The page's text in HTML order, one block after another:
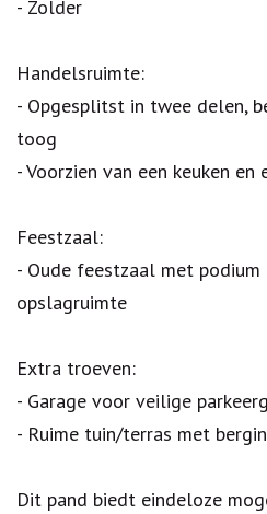
- Zolder
Handelsruimte:
- Opgesplitst in twee delen,
toog
- Voorzien van een keuken
Feestzaal:
- Oude feestzaal met podium
opslagruimte
Extra troeven:
- Garage voor veilige
- Ruime tuin/terras met
Dit pand biedt eindeloze